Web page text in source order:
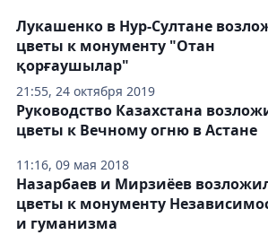
21:55, 24 октября 2019
Лукашенко в Нур-Султане
цветы к монументу "Отан
қорғаушылар"
11:16, 09 мая 2018
Руководство Казахстана
цветы к Вечному огню в Астане
Назарбаев и Мирзиёев
цветы к монументу
и гуманизма